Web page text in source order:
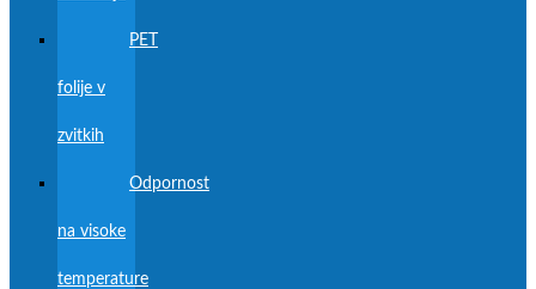
PET
folije v
zvitkih
Odpornost
na visoke
temperature